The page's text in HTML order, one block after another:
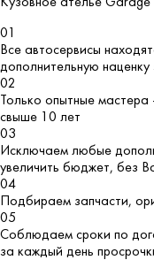
01
Все автосервисы
дополнительную наценку
02
Только опытные мастера
свыше 10 лет
03
Исключаем любые
увеличить бюджет, без
04
Подбираем запчасти,
05
Соблюдаем сроки по
за каждый день